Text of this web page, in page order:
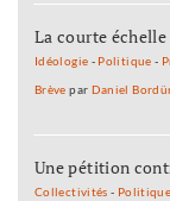
La courte
Idéologie - Politique -
Brève par Daniel
Une pétition
Collectivités - Politique